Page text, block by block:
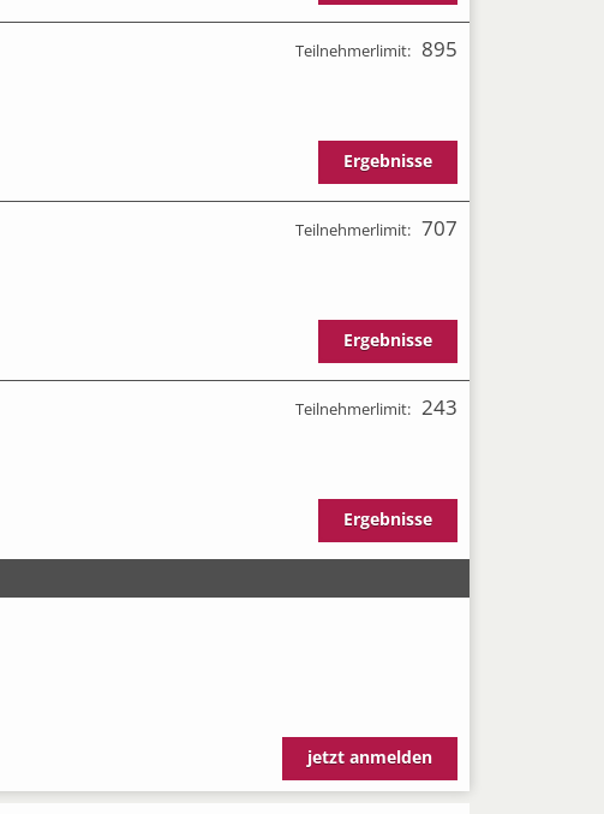
Teilnehmerlimit: 895
Ergebnisse
Teilnehmerlimit: 707
Ergebnisse
Teilnehmerlimit: 243
Ergebnisse
jetzt anmelden